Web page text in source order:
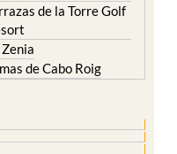
de la Torre Golf
Zenia
de Cabo Roig